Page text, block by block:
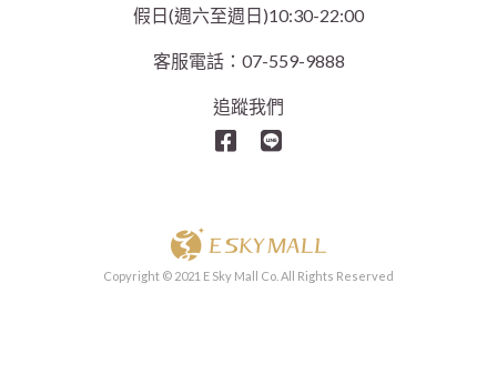
假日(週六至週日)10:30-22:00
客服電話：07-559-9888
追蹤我們
Copyright © 2021 E Sky Mall Co. All Rights Reserved